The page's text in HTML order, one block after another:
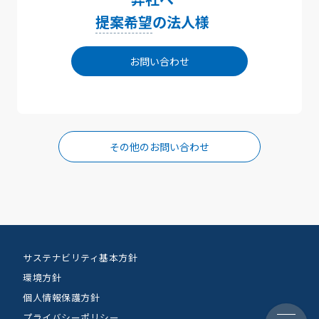
提案希望の法人様
お問い合わせ
その他のお問い合わせ
サステナビリティ基本方針
環境方針
個人情報保護方針